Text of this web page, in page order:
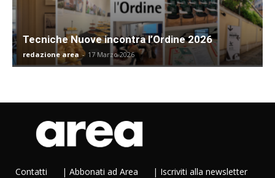
Tecniche Nuove incontra l’Ordine 2026
redazione area - 17 Marzo 2026
Contatti | Abbonati ad Area | Iscriviti alla newsletter